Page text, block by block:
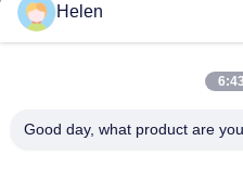
Helen
Good day, what product are